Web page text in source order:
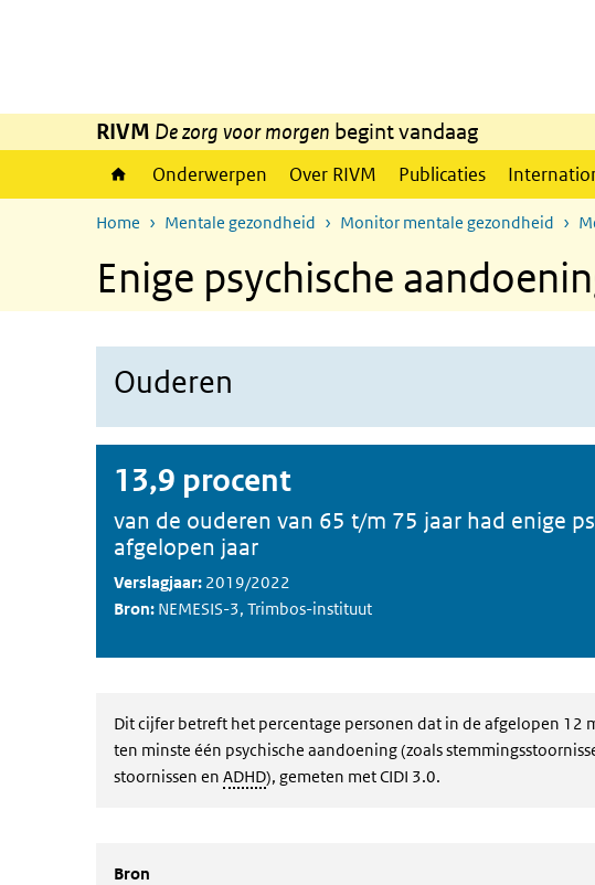
RIVM De zorg voor morgen begint vandaag
Onderwerpen Over RIVM Publicaties
Home Mentale gezondheid Monitor mentale gezondheid
Enige psychische
Ouderen
13,9 procent
van de ouderen van 65 t/m 75 jaar had enige
afgelopen jaar
Verslagjaar: 2019/2022
Bron: NEMESIS-3, Trimbos-instituut
Dit cijfer betreft het percentage personen dat in de afgelopen 12
ten minste één psychische aandoening (zoals
stoornissen en ADHD), gemeten met CIDI 3.0.
Bron